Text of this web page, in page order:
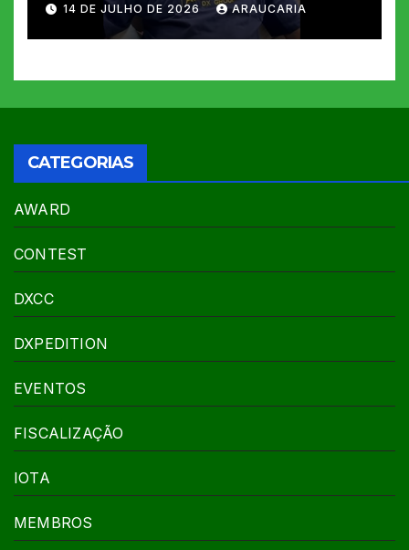
14 DE JULHO DE 2026 ARAUCARIA
CATEGORIAS
AWARD
CONTEST
DXCC
DXPEDITION
EVENTOS
FISCALIZAÇÃO
IOTA
MEMBROS